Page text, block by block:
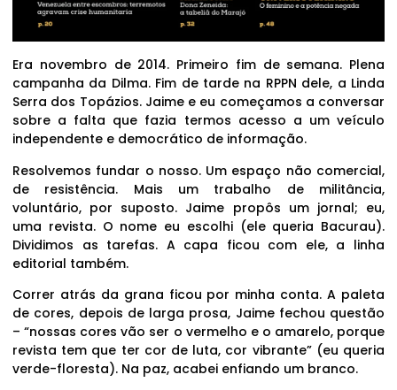
Era novembro de 2014. Primeiro fim de semana. Plena
campanha da Dilma. Fim de tarde na RPPN dele, a Linda
Serra dos Topázios. Jaime e eu começamos a conversar
sobre a falta que fazia termos acesso a um veículo
independente e democrático de informação.
Resolvemos fundar o nosso. Um espaço não comercial,
de resistência. Mais um trabalho de militância,
voluntário, por suposto. Jaime propôs um jornal; eu,
uma revista. O nome eu escolhi (ele queria Bacurau).
Dividimos as tarefas. A capa ficou com ele, a linha
editorial também.
Correr atrás da grana ficou por minha conta. A paleta
de cores, depois de larga prosa, Jaime fechou questão
– “nossas cores vão ser o vermelho e o amarelo, porque
revista tem que ter cor de luta, cor vibrante” (eu queria
verde-floresta). Na paz, acabei enfiando um branco.